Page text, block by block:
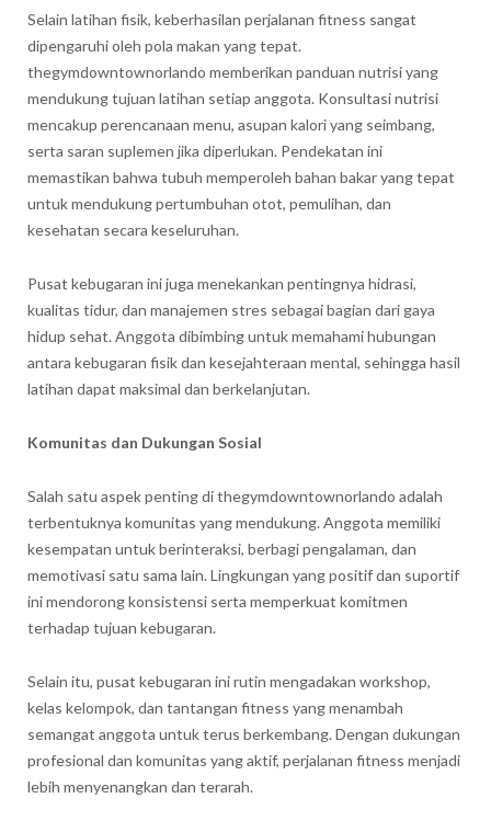
Selain latihan fisik, keberhasilan perjalanan fitness sangat
dipengaruhi oleh pola makan yang tepat.
thegymdowntownorlando memberikan panduan nutrisi yang
mendukung tujuan latihan setiap anggota. Konsultasi nutrisi
mencakup perencanaan menu, asupan kalori yang seimbang,
serta saran suplemen jika diperlukan. Pendekatan ini
memastikan bahwa tubuh memperoleh bahan bakar yang tepat
untuk mendukung pertumbuhan otot, pemulihan, dan
kesehatan secara keseluruhan.
Pusat kebugaran ini juga menekankan pentingnya hidrasi,
kualitas tidur, dan manajemen stres sebagai bagian dari gaya
hidup sehat. Anggota dibimbing untuk memahami hubungan
antara kebugaran fisik dan kesejahteraan mental, sehingga hasil
latihan dapat maksimal dan berkelanjutan.
Komunitas dan Dukungan Sosial
Salah satu aspek penting di thegymdowntownorlando adalah
terbentuknya komunitas yang mendukung. Anggota memiliki
kesempatan untuk berinteraksi, berbagi pengalaman, dan
memotivasi satu sama lain. Lingkungan yang positif dan suportif
ini mendorong konsistensi serta memperkuat komitmen
terhadap tujuan kebugaran.
Selain itu, pusat kebugaran ini rutin mengadakan workshop,
kelas kelompok, dan tantangan fitness yang menambah
semangat anggota untuk terus berkembang. Dengan dukungan
profesional dan komunitas yang aktif, perjalanan fitness menjadi
lebih menyenangkan dan terarah.